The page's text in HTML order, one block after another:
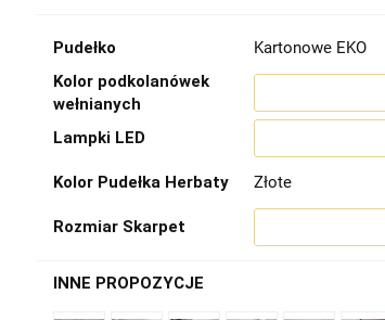
Pudełko
Kartonowe EKO
Kolor podkolanówek
wełnianych
Lampki LED
Kolor Pudełka Herbaty Złote
Rozmiar Skarpet
INNE PROPOZYCJE